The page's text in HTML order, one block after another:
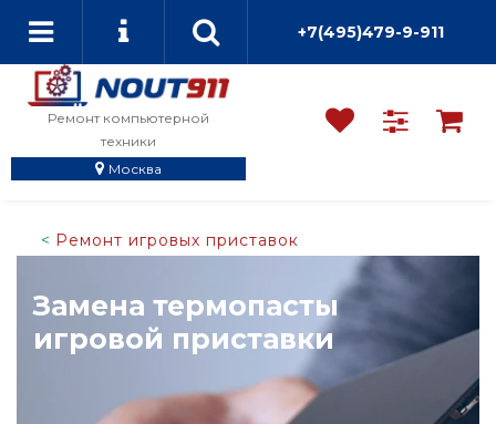
+7(495)479-9-911
Ремонт компьютерной
техники
Москва
Ремонт игровых приставок
Замена термопасты
игровой приставки